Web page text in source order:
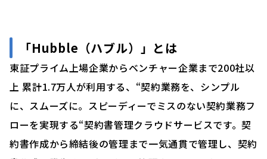
「Hubble（ハブル）」 とは
東証プライム上場企業からベンチャー企業まで200社以
上 累計1.7万人が利用する、“契約業務を、シンプル
に、スムーズに。スピーディーでミスのない契約業務フ
ローを実現する“契約書管理クラウドサービスです。契
約書作成から締結後の管理まで一気通貫で管理し、契約